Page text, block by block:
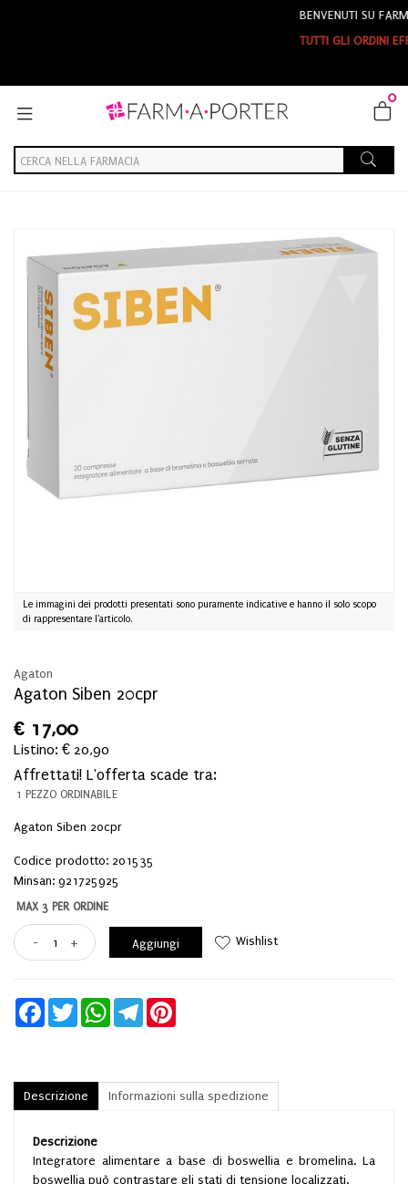
BENVENUTI SU
TUTTI GLI ORDINI
0
Le immagini dei prodotti presentati sono puramente indicative e hanno il solo scopo
di rappresentare l'articolo.
Agaton
Agaton Siben 20cpr
€ 17,00
Listino: € 20,90
Affrettati! L'offerta scade tra:
1 PEZZO ORDINABILE
Agaton Siben 20cpr
Codice prodotto: 201535
Minsan: 921725925
MAX 3 PER ORDINE
- + Aggiungi Wishlist
FacebookTwitter WhatsAppTelegram
Descrizione Informazioni sulla spedizione
Descrizione
Integratore alimentare a base di boswellia e bromelina. La
boswellia può contrastare gli stati di tensione localizzati.